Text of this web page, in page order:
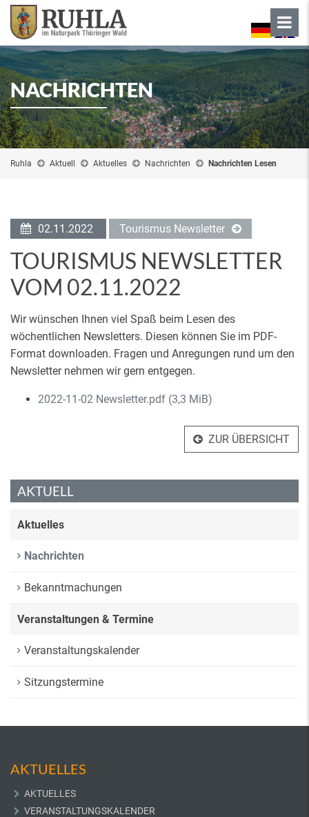
NACHRICHTEN
Ruhla Aktuell Aktuelles Nachrichten Nachrichten Lesen
02.11.2022 Tourismus Newsletter
TOURISMUS NEWSLETTER
VOM 02.11.2022
Wir wünschen Ihnen viel Spaß beim Lesen des
wöchentlichen Newsletters. Diesen können Sie im PDF-
Format downloaden. Fragen und Anregungen rund um den
Newsletter nehmen wir gern entgegen.
2022-11-02 Newsletter.pdf (3,3 MiB)
ZUR ÜBERSICHT
AKTUELL
Aktuelles
Nachrichten
Bekanntmachungen
Veranstaltungen & Termine
Veranstaltungskalender
Sitzungstermine
AKTUELLES
AKTUELLES
VERANSTALTUNGSKALENDER